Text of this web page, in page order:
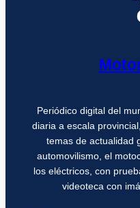
Periódico digital del
diaria a escala
temas de actualidad
automovilismo, el
los eléctricos, con
videoteca con